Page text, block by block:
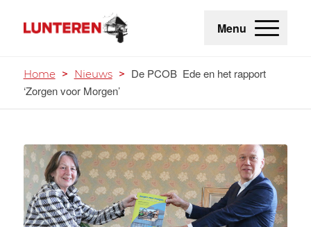
Menu
Home > Nieuws > De PCOB Ede en het rapport
‘Zorgen voor Morgen’